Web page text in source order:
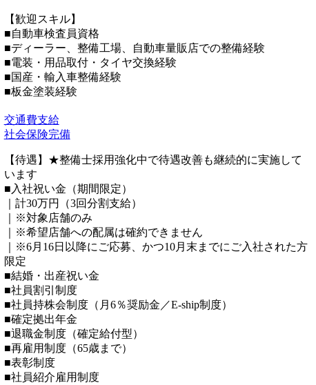
【歓迎スキル】
■自動車検査員資格
■ディーラー、整備工場、自動車量販店での整備経験
■電装・用品取付・タイヤ交換経験
■国産・輸入車整備経験
■板金塗装経験
交通費支給
社会保険完備
【待遇】★整備士採用強化中で待遇改善も継続的に実施して
います
■入社祝い金（期間限定）
｜計30万円（3回分割支給）
｜※対象店舗のみ
｜※希望店舗への配属は確約できません
｜※6月16日以降にご応募、かつ10月末までにご入社された方
限定
■結婚・出産祝い金
■社員割引制度
■社員持株会制度（月6％奨励金／E-ship制度）
■確定拠出年金
■退職金制度（確定給付型）
■再雇用制度（65歳まで）
■表彰制度
■社員紹介雇用制度